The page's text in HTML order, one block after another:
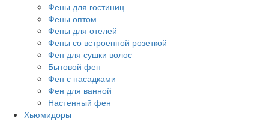
Фены для гостиниц
Фены оптом
Фены для отелей
Фены со встроенной розеткой
Фен для сушки волос
Бытовой фен
Фен с насадками
Фен для ванной
Настенный фен
Хьюмидоры